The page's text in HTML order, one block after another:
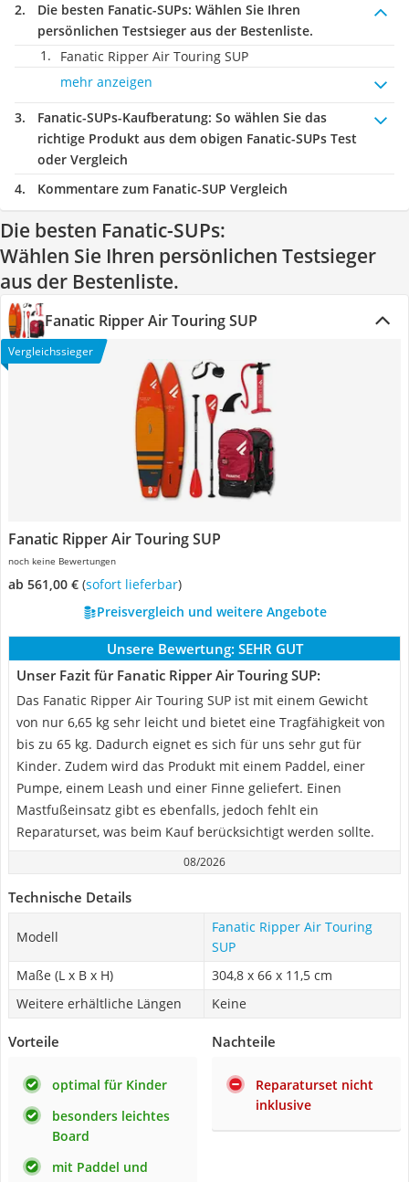
Die besten Fanatic-SUPs: Wählen Sie Ihren
persönlichen Testsieger aus der Bestenliste.
Fanatic Ripper Air Touring SUP
mehr anzeigen
Fanatic-SUPs-Kaufberatung: So wählen Sie das
richtige Produkt aus dem obigen Fanatic-SUPs Test
oder Vergleich
Kommentare zum Fanatic-SUP Vergleich
Die besten Fanatic-SUPs:
Wählen Sie Ihren persönlichen Testsieger
aus der Bestenliste.
Fanatic Ripper Air Touring SUP
Vergleichssieger
Fanatic Ripper Air Touring SUP
noch keine Bewertungen
ab 561,00 € ( Sofort lieferbar)
Preisvergleich und weitere Angebote
Unsere Bewertung: SEHR GUT
Unser Fazit für Fanatic Ripper Air Touring SUP:
Das Fanatic Ripper Air Touring SUP ist mit einem Gewicht
von nur 6,65 kg sehr leicht und bietet eine Tragfähigkeit von
bis zu 65 kg. Dadurch eignet es sich für uns sehr gut für
Kinder. Zudem wird das Produkt mit einem Paddel, einer
Pumpe, einem Leash und einer Finne geliefert. Einen
Mastfußeinsatz gibt es ebenfalls, jedoch fehlt ein
Reparaturset, was beim Kauf berücksichtigt werden sollte.
08/2026
Technische Details
Modell
Fanatic Ripper Air Touring
SUP
Maße (L x B x H)
304,8 x 66 x 11,5 cm
Weitere erhältliche Längen
Keine
Vorteile
optimal für Kinder
besonders leichtes
Board
mit Paddel und
Nachteile
Reparaturset nicht
inklusive